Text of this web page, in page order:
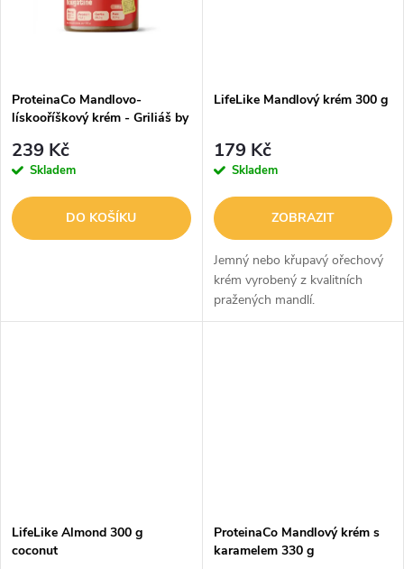
ProteinaCo Mandlovo-
lískooříškový krém - Griliáš by
239 Kč
Skladem
DO KOŠÍKU
LifeLike Mandlový krém 300 g
179 Kč
Skladem
ZOBRAZIT
Jemný nebo křupavý ořechový
krém vyrobený z kvalitních
pražených mandlí.
LifeLike Almond 300 g
coconut
ProteinaCo Mandlový krém s
karamelem 330 g